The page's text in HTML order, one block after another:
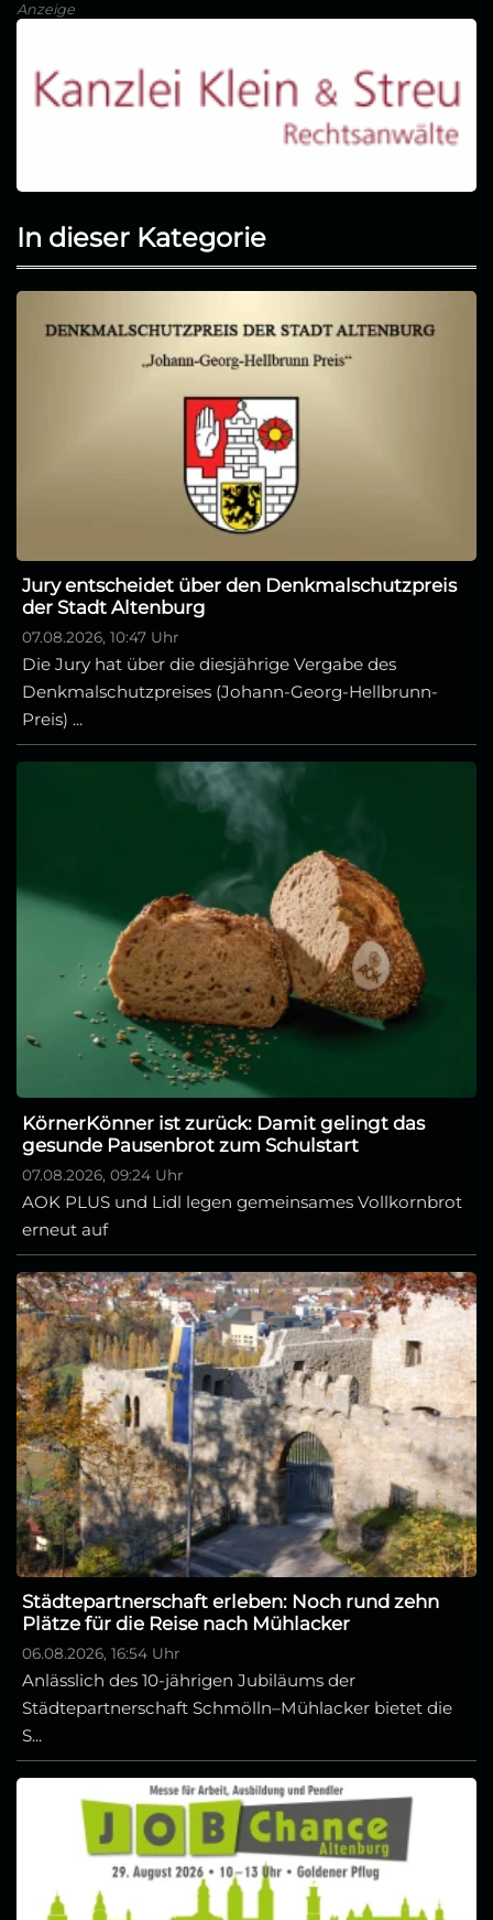
Anzeige
In dieser Kategorie
Jury entscheidet über den Denkmalschutzpreis
der Stadt Altenburg
07.08.2026, 10:47 Uhr
Die Jury hat über die diesjährige Vergabe des
Denkmalschutzpreises (Johann-Georg-Hellbrunn-
Preis) ...
KörnerKönner ist zurück: Damit gelingt das
gesunde Pausenbrot zum Schulstart
07.08.2026, 09:24 Uhr
AOK PLUS und Lidl legen gemeinsames Vollkornbrot
erneut auf
Städtepartnerschaft erleben: Noch rund zehn
Plätze für die Reise nach Mühlacker
06.08.2026, 16:54 Uhr
Anlässlich des 10-jährigen Jubiläums der
Städtepartnerschaft Schmölln–Mühlacker bietet die
S...